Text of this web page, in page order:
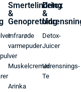
Smertelindring
&
Genopretning
Infrarøde
varmepuder
Muskelcremer
Arinka
Detox
&
Detox-
Juicer
Udrensnings-
Te